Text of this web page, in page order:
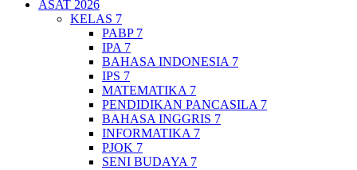
ASAT 2026
KELAS 7
PABP 7
IPA 7
BAHASA INDONESIA 7
IPS 7
MATEMATIKA 7
PENDIDIKAN PANCASILA 7
BAHASA INGGRIS 7
INFORMATIKA 7
PJOK 7
SENI BUDAYA 7